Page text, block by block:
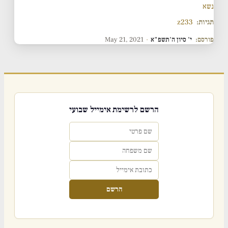
נשא
תגיות: z233
פורסם: י' סיון ה'תשפ"א ·
May 21, 2021
הרשם לרשימת אימייל שבועי
הרשם